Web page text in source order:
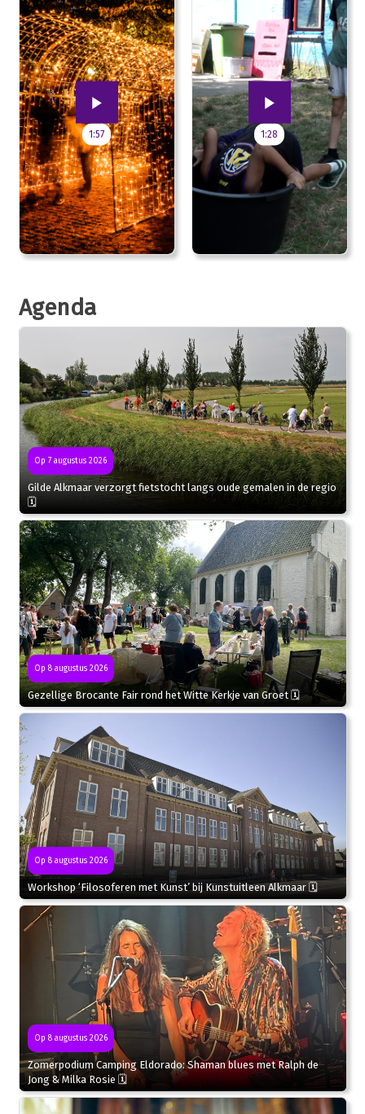
1:57 1:28
Agenda
Op 7 augustus 2026
Gilde Alkmaar verzorgt fietstocht langs oude gemalen in de regio
🗓
Op 8 augustus 2026
Gezellige Brocante Fair rond het Witte Kerkje van Groet 🗓
Op 8 augustus 2026
Workshop ‘Filosoferen met Kunst’ bij Kunstuitleen Alkmaar 🗓
Op 8 augustus 2026
Zomerpodium Camping Eldorado: Shaman blues met Ralph de
Jong & Milka Rosie 🗓